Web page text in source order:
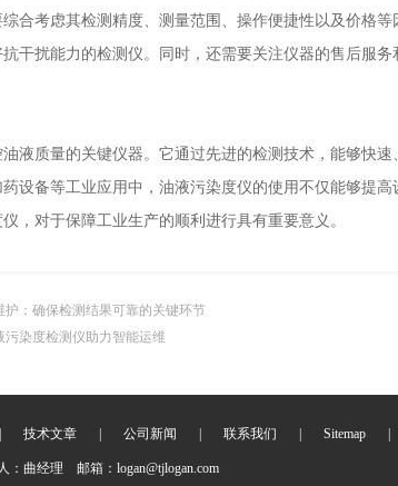
考虑其检测精度、测量范围、操作便捷性以及价格等
干扰能力的检测仪。同时，还需要关注仪器的售后服
质量的关键仪器。它通过先进的检测技术，能够快速
设备等工业应用中，油液污染度仪的使用不仅能够提高
，对于保障工业生产的顺利进行具有重要意义。
：确保检测结果可靠的关键环节
染度检测仪助力智能运维
技术文章 公司新闻 联系我们 Sitemap
：曲经理 邮箱：logan@tjlogan.com